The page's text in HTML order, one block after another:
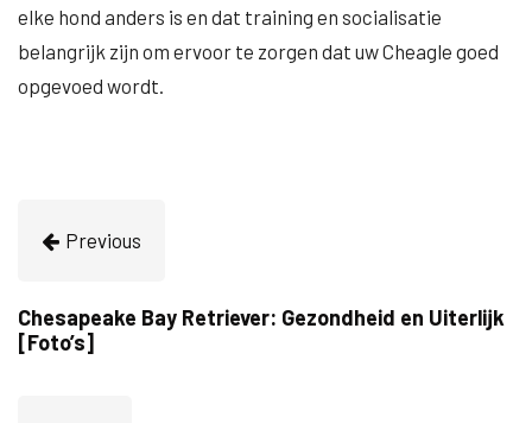
elke hond anders is en dat training en socialisatie
belangrijk zijn om ervoor te zorgen dat uw Cheagle goed
opgevoed wordt.
Previous
Chesapeake Bay Retriever: Gezondheid en Uiterlijk
[Foto’s]